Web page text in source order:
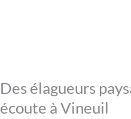
Des élagueurs
écoute à Vineuil